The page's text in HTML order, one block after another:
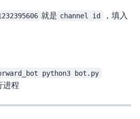
就是 channel id
，填入
python3 bot.py
进程